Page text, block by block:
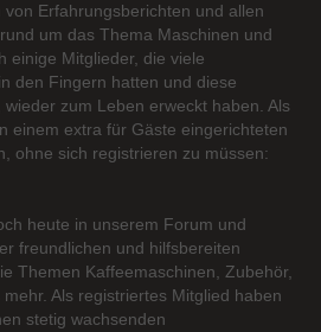
Erfahrungsberichten und allen
um das Thema Maschinen und
einige Mitglieder, die viele
den Fingern hatten und diese
zum Leben erweckt haben. Als
einem extra für Gäste eingerichteten
ohne sich registrieren zu müssen:
heute in unserem Forum und
freundlichen und hilfsbereiten
Themen Kaffeemaschinen, Zubehör,
Als registriertes Mitglied haben
stetig wachsenden